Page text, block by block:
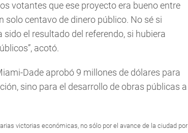
votantes que ese proyecto era bueno entre
centavo de dinero público. No sé si
el resultado del referendo, si hubiera
acotó.
Dade aprobó 9 millones de dólares para
sino para el desarrollo de obras públicas a
victorias económicas, no sólo por el avance de la ciudad por